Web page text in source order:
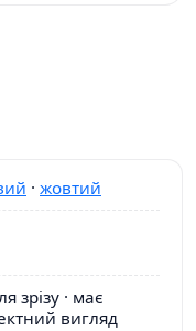
· жовтий
зрізу · має
вигляд